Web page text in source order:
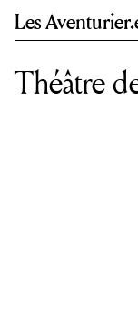
Les
Théâtre